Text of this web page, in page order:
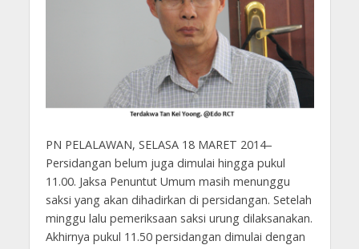
PN PELALAWAN, SELASA 18 MARET 2014–
Persidangan belum juga dimulai hingga pukul
11.00. Jaksa Penuntut Umum masih menunggu
saksi yang akan dihadirkan di persidangan. Setelah
minggu lalu pemeriksaan saksi urung dilaksanakan.
Akhirnya pukul 11.50 persidangan dimulai dengan